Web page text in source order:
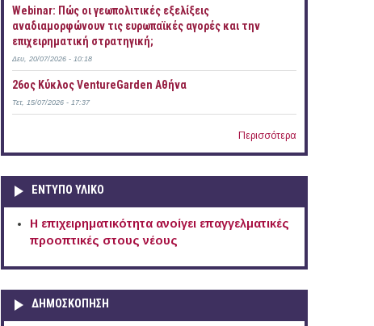
Webinar: Πώς οι γεωπολιτικές εξελίξεις
αναδιαμορφώνουν τις ευρωπαϊκές αγορές και την
επιχειρηματική στρατηγική;
Δευ, 20/07/2026 - 10:18
26ος Κύκλος VentureGarden Αθήνα
Τετ, 15/07/2026 - 17:37
Περισσότερα
ΕΝΤΥΠΟ ΥΛΙΚΟ
Η επιχειρηματικότητα ανοίγει επαγγελματικές
προοπτικές στους νέους
ΔΗΜΟΣΚΟΠΗΣΗ